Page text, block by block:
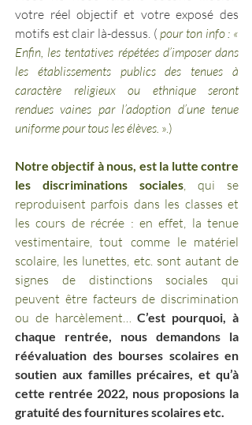
votre réel objectif et votre exposé des
motifs est clair là-dessus. ( pour ton info : «
Enfin, les tentatives répétées d’imposer dans
les établissements publics des tenues à
caractère religieux ou ethnique seront
rendues vaines par l’adoption d’une tenue
uniforme pour tous les élèves. ».)
Notre objectif à nous, est la lutte contre
les discriminations sociales, qui se
reproduisent parfois dans les classes et
les cours de récrée : en effet, la tenue
vestimentaire, tout comme le matériel
scolaire, les lunettes, etc. sont autant de
signes de distinctions sociales qui
peuvent être facteurs de discrimination
ou de harcèlement… C’est pourquoi, à
chaque rentrée, nous demandons la
réévaluation des bourses scolaires en
soutien aux familles précaires, et qu’à
cette rentrée 2022, nous proposions la
gratuité des fournitures scolaires etc.